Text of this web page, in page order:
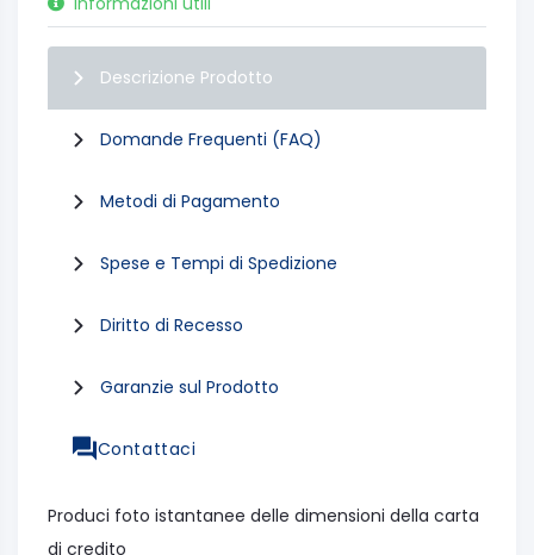
Descrizione Prodotto
Domande Frequenti (FAQ)
Metodi di Pagamento
Spese e Tempi di Spedizione
Diritto di Recesso
Garanzie sul Prodotto
Contattaci
Produci foto istantanee delle dimensioni della carta
di credito